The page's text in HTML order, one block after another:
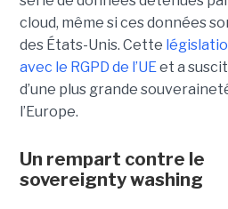
cloud, même si ces données
des États-Unis. Cette
avec le RGPD de l’UEet a
d’une plus grande
l’Europe.
Un rempart contre le
sovereignty washing